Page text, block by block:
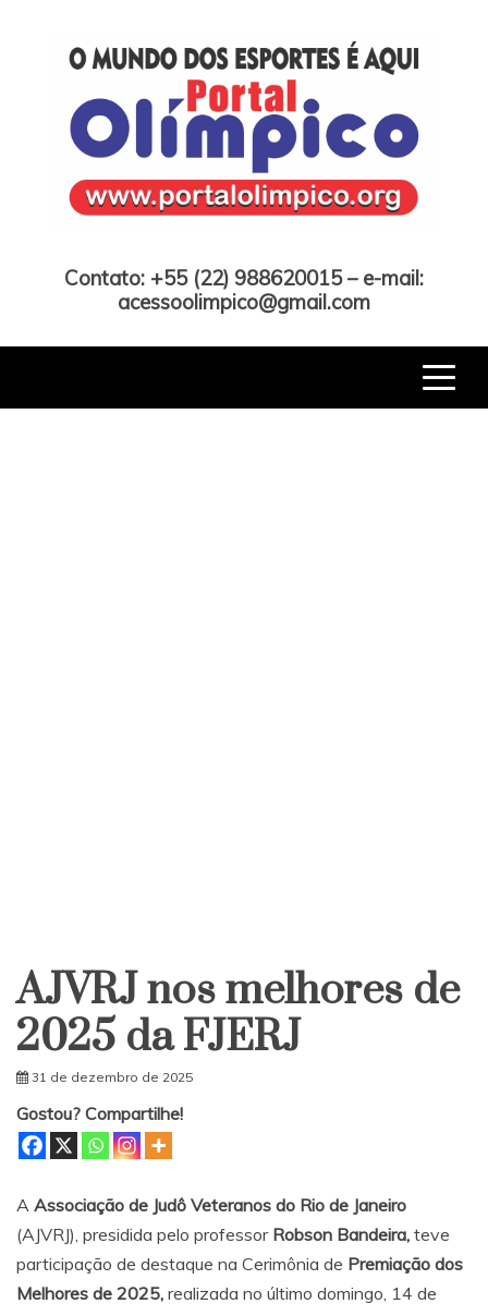
Contato: +55 (22) 988620015 – e-mail:
acessoolimpico@gmail.com
AJVRJ nos melhores de
2025 da FJERJ
31 de dezembro de 2025
Gostou? Compartilhe!
A Associação de Judô Veteranos do Rio de Janeiro
(AJVRJ), presidida pelo professor Robson Bandeira, teve
participação de destaque na Cerimônia de Premiação dos
Melhores de 2025, realizada no último domingo, 14 de